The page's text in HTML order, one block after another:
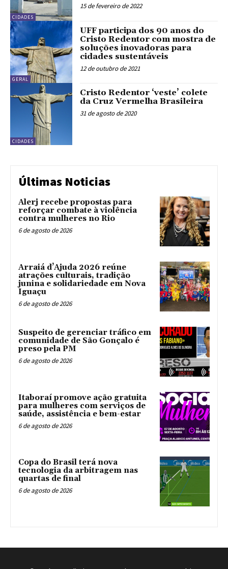
CIDADES
15 de fevereiro de 2022
GERAL
UFF participa dos 90 anos do
Cristo Redentor com mostra de
soluções inovadoras para
cidades sustentáveis
12 de outubro de 2021
CIDADES
Cristo Redentor ‘veste’ colete
da Cruz Vermelha Brasileira
31 de agosto de 2020
Últimas Noticias
Alerj recebe propostas para
reforçar combate à violência
contra mulheres no Rio
6 de agosto de 2026
Arraiá d’Ajuda 2026 reúne
atrações culturais, tradição
junina e solidariedade em Nova
Iguaçu
6 de agosto de 2026
Suspeito de gerenciar tráfico em
comunidade de São Gonçalo é
preso pela PM
6 de agosto de 2026
Itaboraí promove ação gratuita
para mulheres com serviços de
saúde, assistência e bem-estar
6 de agosto de 2026
Copa do Brasil terá nova
tecnologia da arbitragem nas
quartas de final
6 de agosto de 2026